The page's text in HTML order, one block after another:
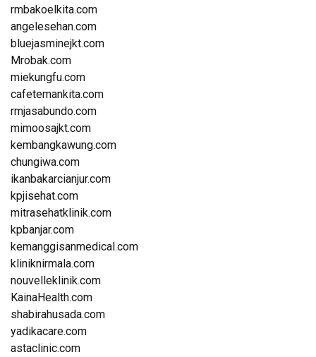
rmbakoelkita.com
angelesehan.com
bluejasminejkt.com
Mrobak.com
miekungfu.com
cafetemankita.com
rmjasabundo.com
mimoosajkt.com
kembangkawung.com
chungiwa.com
ikanbakarcianjur.com
kpjisehat.com
mitrasehatklinik.com
kpbanjar.com
kemanggisanmedical.com
kliniknirmala.com
nouvelleklinik.com
KainaHealth.com
shabirahusada.com
yadikacare.com
astaclinic.com